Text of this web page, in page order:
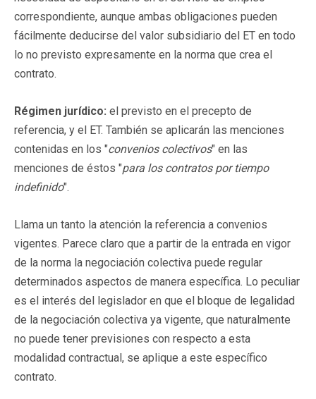
correspondiente, aunque ambas obligaciones pueden
fácilmente deducirse del valor subsidiario del ET en todo
lo no previsto expresamente en la norma que crea el
contrato.
Régimen jurídico: el previsto en el precepto de
referencia, y el ET. También se aplicarán las menciones
contenidas en los "convenios colectivos" en las
menciones de éstos "para los contratos por tiempo
indefinido".
Llama un tanto la atención la referencia a convenios
vigentes. Parece claro que a partir de la entrada en vigor
de la norma la negociación colectiva puede regular
determinados aspectos de manera específica. Lo peculiar
es el interés del legislador en que el bloque de legalidad
de la negociación colectiva ya vigente, que naturalmente
no puede tener previsiones con respecto a esta
modalidad contractual, se aplique a este específico
contrato.